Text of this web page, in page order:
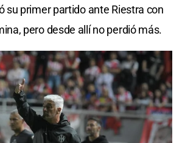
su primer partido ante Riestra con
pero desde allí no perdió más.